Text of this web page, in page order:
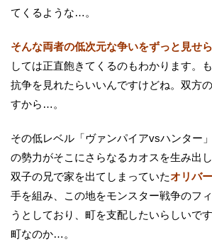
てくるような…。
そんな両者の低次元な争いをずっと見せら
しては正直飽きてくるのもわかります。
抗争を見れたらいいんですけどね。双方
すから…。
その低レベル「ヴァンパイアvsハンター
の勢力がそこにさらなるカオスを生み出
双子の兄で家を出てしまっていたオリバー
手を組み、この地をモンスター戦争のフ
うとしており、町を支配したいらしいで
町なのか…。